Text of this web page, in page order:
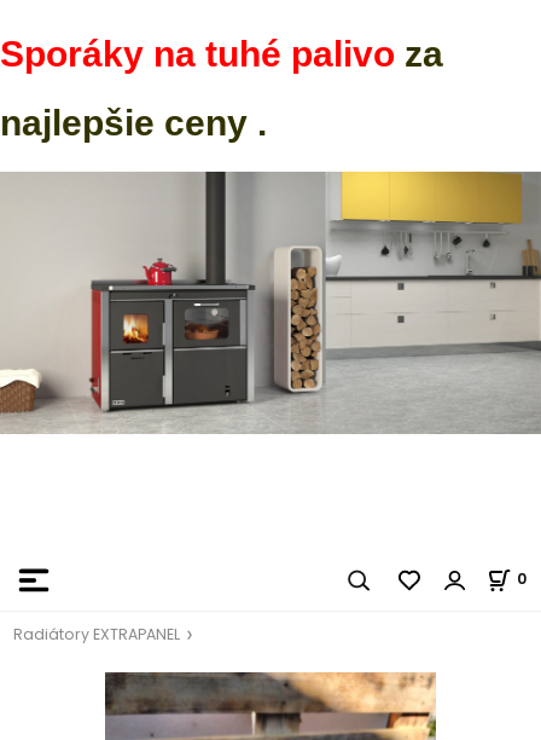
Sporáky na tuhé palivo za
najlepšie ceny .
0
Radiátory EXTRAPANEL